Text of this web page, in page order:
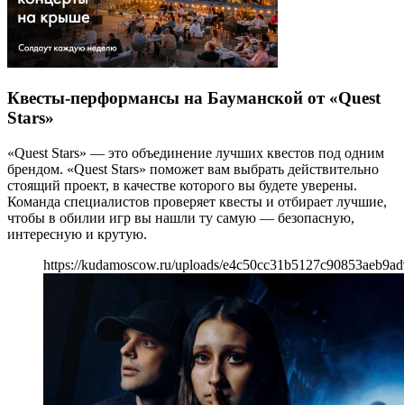
Квесты-перформансы на Бауманской от «Quest
Stars»
«Quest Stars» — это объединение лучших квестов под одним
брендом. «Quest Stars» поможет вам выбрать действительно
стоящий проект, в качестве которого вы будете уверены.
Команда специалистов проверяет квесты и отбирает лучшие,
чтобы в обилии игр вы нашли ту самую — безопасную,
интересную и крутую.
https://kudamoscow.ru/uploads/